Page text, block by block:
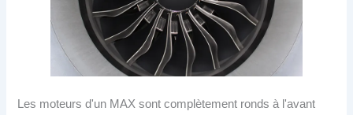
Les moteurs d'un MAX sont complètement ronds à l'avant